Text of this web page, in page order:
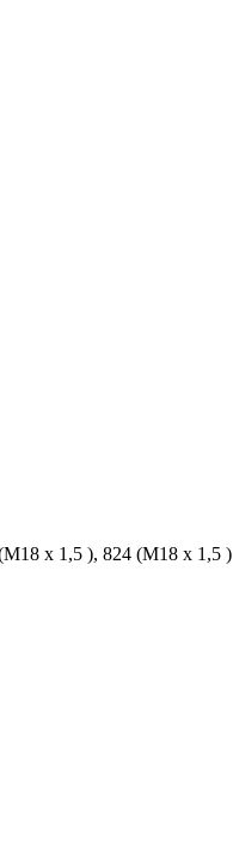
x 1,5 ), 824 (M18 x 1,5 )